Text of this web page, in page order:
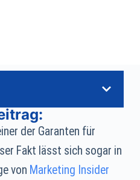
der Garanten für
Fakt lässt sich sogar in
von Marketing Insider